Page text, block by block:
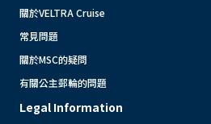
關於VELTRA Cruise
常見問題
關於MSC的疑問
有關公主郵輪的問題
Legal Information